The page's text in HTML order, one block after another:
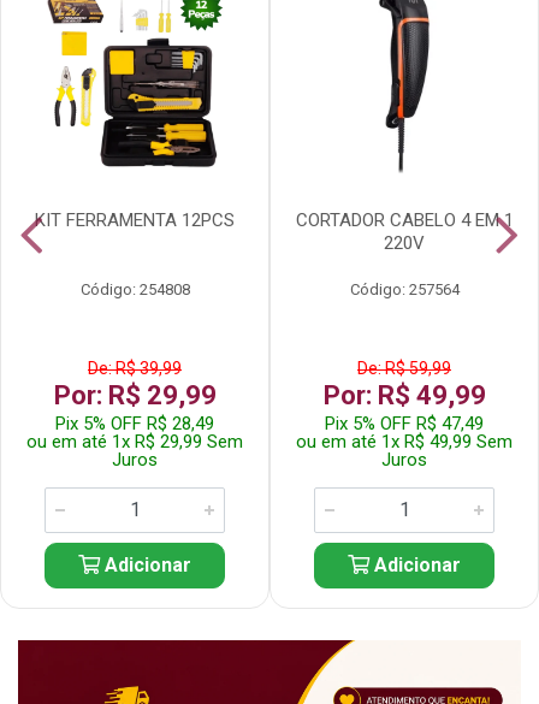
KIT FERRAMENTA 12PCS
Código: 254808
De: R$ 39,99
Por: R$ 29,99
Pix 5% OFF R$ 28,49
ou em até 1x R$ 29,99 Sem
Juros
Adicionar
CORTADOR CABELO 4 EM 1
220V
Código: 257564
De: R$ 59,99
Por: R$ 49,99
Pix 5% OFF R$ 47,49
ou em até 1x R$ 49,99 Sem
Juros
Adicionar